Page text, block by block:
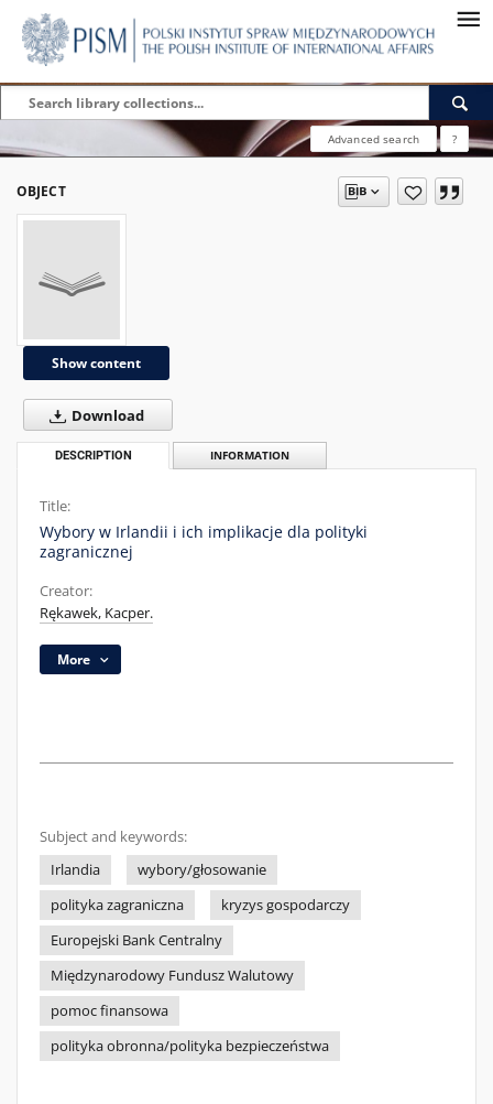
Advanced search ?
OBJECT
Show content
Download
DESCRIPTION INFORMATION
Title:
Wybory w Irlandii i ich implikacje dla polityki
zagranicznej
Creator:
Rękawek, Kacper.
More
Subject and keywords:
Irlandia
wybory/głosowanie
polityka zagraniczna
kryzys gospodarczy
Europejski Bank Centralny
Międzynarodowy Fundusz Walutowy
pomoc finansowa
polityka obronna/polityka bezpieczeństwa